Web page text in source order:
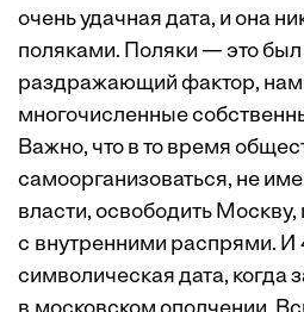
очень удачная дата, и она
поляками. Поляки — это
раздражающий фактор,
многочисленные
Важно, что в то время
самоорганизоваться, не
власти, освободить Москву,
с внутренними распрями.
символическая дата, когда